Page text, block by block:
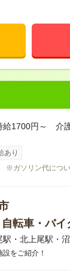
給1700円～ 介
あり
※ガソリン代につい
転車・バイ
駅・北上尾駅・
をご紹介！